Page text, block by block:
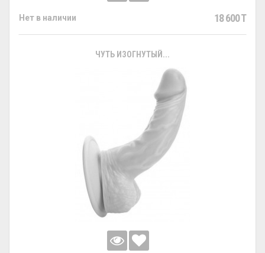
Нет в наличии 18 600 T
ЧУТЬ ИЗОГНУТЫЙ...